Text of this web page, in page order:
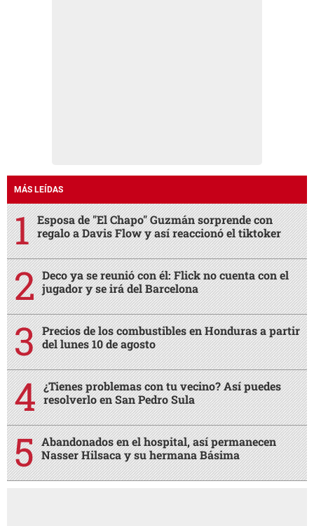
MÁS LEÍDAS
Esposa de "El Chapo" Guzmán sorprende con
regalo a Davis Flow y así reaccionó el tiktoker
Deco ya se reunió con él: Flick no cuenta con el
jugador y se irá del Barcelona
Precios de los combustibles en Honduras a partir
del lunes 10 de agosto
¿Tienes problemas con tu vecino? Así puedes
resolverlo en San Pedro Sula
Abandonados en el hospital, así permanecen
Nasser Hilsaca y su hermana Básima